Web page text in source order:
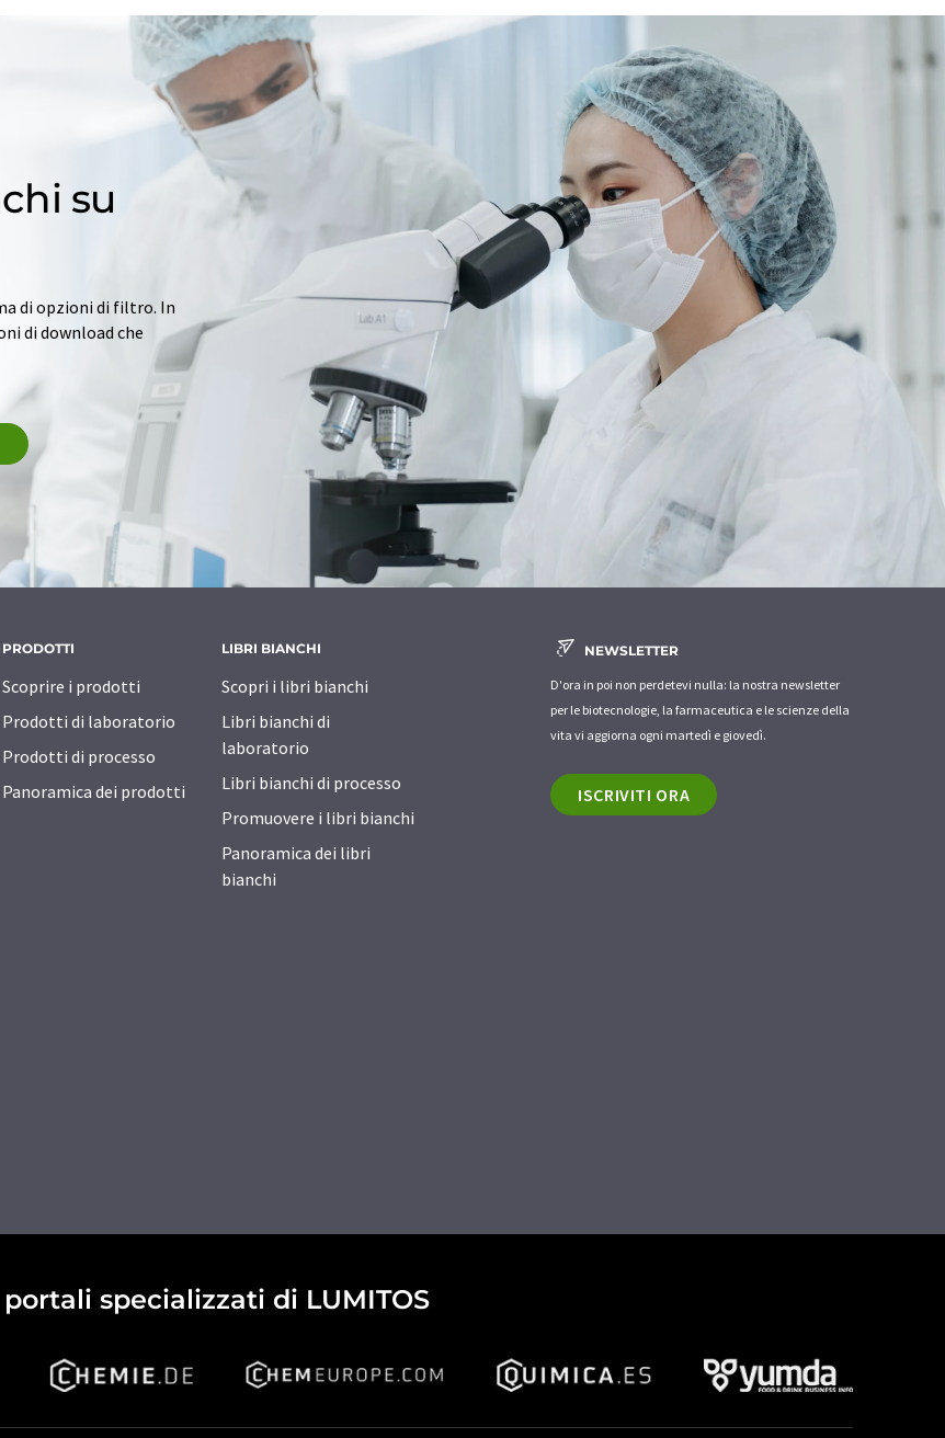
su
di opzioni di filtro. In
di download che
PRODOTTI
Scoprire i prodotti
Prodotti di laboratorio
Prodotti di processo
Panoramica dei prodotti
LIBRI BIANCHI
Scopri i libri bianchi
Libri bianchi di
laboratorio
Libri bianchi di processo
Promuovere i libri bianchi
Panoramica dei libri
bianchi
NEWSLETTER
D'ora in poi non perdetevi nulla: la nostra newsletter
per le biotecnologie, la farmaceutica e le scienze della
vita vi aggiorna ogni martedì e giovedì.
ISCRIVITI ORA
portali specializzati di LUMITOS